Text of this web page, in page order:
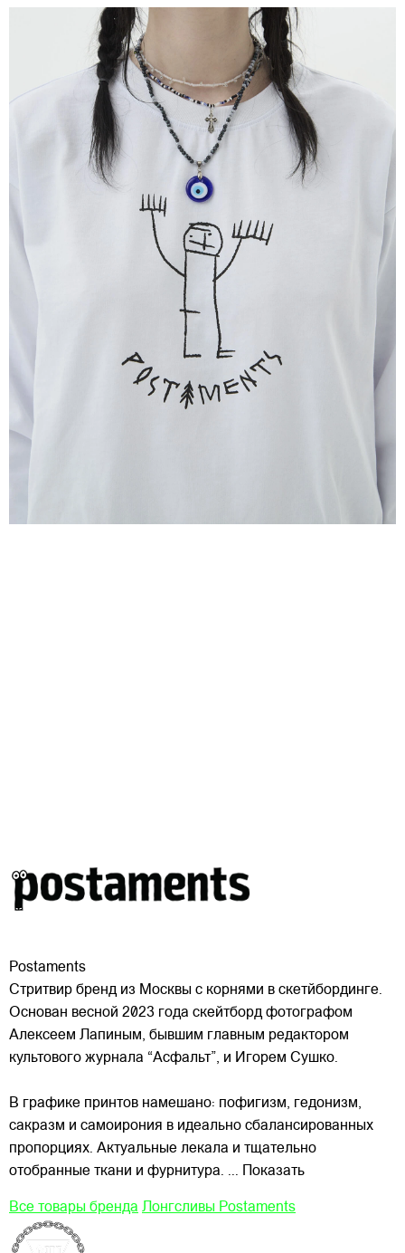
Postaments
Стритвир бренд из Москвы с корнями в скетйбординге.
Основан весной 2023 года скейтборд фотографом
Алексеем Лапиным, бывшим главным редактором
культового журнала “Асфальт”, и Игорем Сушко.
В графике принтов намешано: пофигизм, гедонизм,
сакразм и самоирония в идеально сбалансированных
пропорциях. Актуальные лекала и тщательно
отобранные ткани и фурнитура. ... Показать
Все товары бренда Лонгсливы Postaments